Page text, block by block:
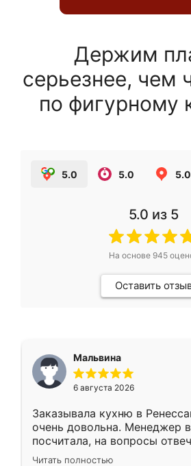
Держим
серьезнее, чем
по фигурному
5.0 5.0 5.0
5.0 из 5
На основе 945
Оставить
Мальвина
6 августа 2026
Заказывала кухню в
очень довольна. Менеджер
посчитала, на вопросы
Замерщик приехал в
Читать полностью